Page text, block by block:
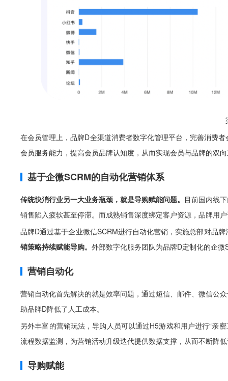
在会员管理上，品牌D全渠道消费者数字化管理平台，完善消费
会员服务能力，提高会员品牌认知度，从而实现会员与品牌的双
基于企微SCRM的自动化营销体系
传统快消行业另一大业务瓶颈，就是导购赋能问题。 目前国内线
销售陷入疲软甚至停滞。而成熟销售深度绑定客户资源，品牌用
品牌D通过基于企业微信SCRM进行自动化营销，实施总部对品
销策略持续赋能导购。 外部数字化服务团队为品牌D定制化的企
营销自动化
营销自动化首先解决的就是效率问题，通过短信、邮件、微信公
助品牌D降低了人工成本。
另外丰富的营销玩法，导购人员可以通过H5游戏和用户进行“亲
流程数据监测，为营销活动升级迭代提供数据支撑，从而不断降
导购赋能